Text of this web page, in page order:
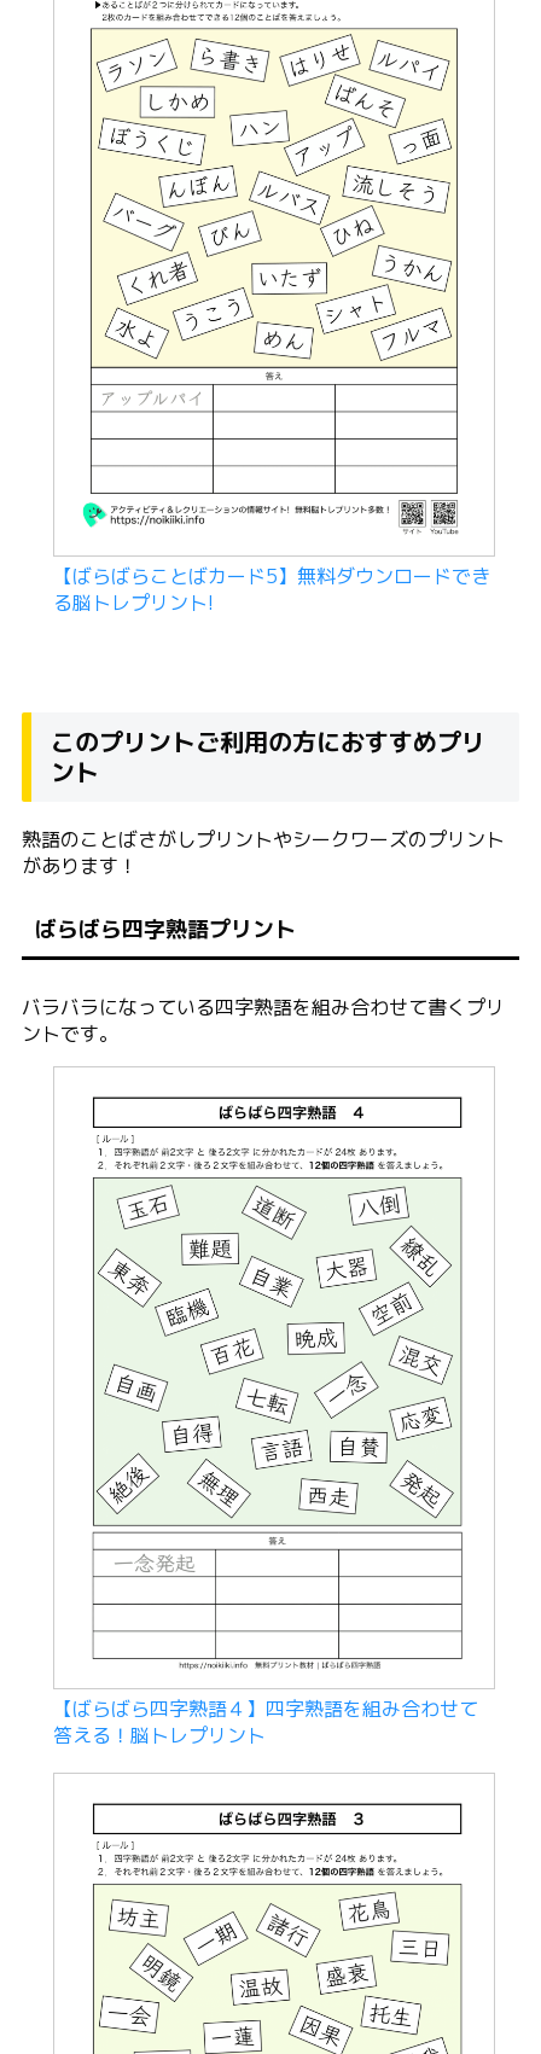
【ばらばらことばカード5】無料ダウンロードでき
る脳トレプリント!
このプリントご利用の方におすすめプリ
ント
熟語のことばさがしプリントやシークワーズのプリント
があります！
ばらばら四字熟語プリント
バラバラになっている四字熟語を組み合わせて書くプリ
ントです。
【ばらばら四字熟語４】四字熟語を組み合わせて
答える！脳トレプリント